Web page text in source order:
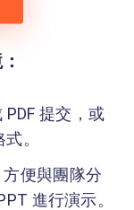
PDF 提交，或
。
方便與團隊分
進行演示。